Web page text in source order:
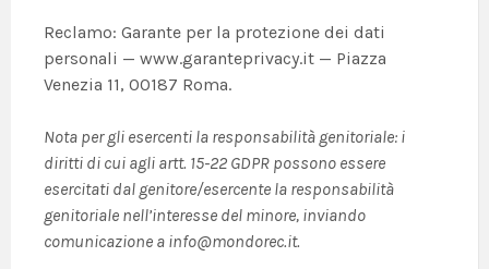
Reclamo: Garante per la protezione dei dati
personali — www.garanteprivacy.it — Piazza
Venezia 11, 00187 Roma.
Nota per gli esercenti la responsabilità genitoriale: i
diritti di cui agli artt. 15-22 GDPR possono essere
esercitati dal genitore/esercente la responsabilità
genitoriale nell’interesse del minore, inviando
comunicazione a info@mondorec.it.